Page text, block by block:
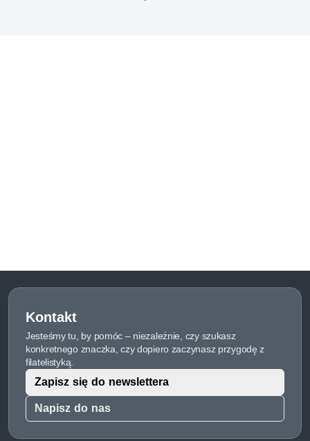
Kontakt
Jesteśmy tu, by pomóc – niezależnie, czy szukasz
konkretnego znaczka, czy dopiero zaczynasz przygodę z
filatelistyką.
Napisz do nas
Zapisz się do newslettera